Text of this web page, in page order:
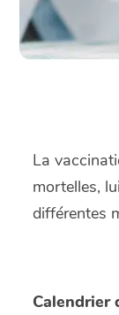
La
mortelles,
différentes
Calendrier